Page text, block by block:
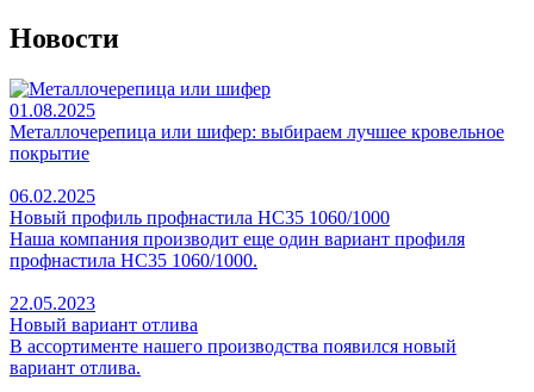
Новости
01.08.2025
Металлочерепица или шифер: выбираем лучшее кровельное
покрытие
06.02.2025
Новый профиль профнастила НС35 1060/1000
Наша компания производит еще один вариант профиля
профнастила НС35 1060/1000.
22.05.2023
Новый вариант отлива
В ассортименте нашего производства появился новый
вариант отлива.